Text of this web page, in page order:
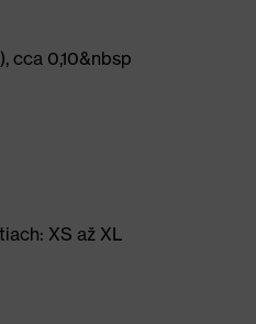
cca 0,10&nbsp
XS až XL